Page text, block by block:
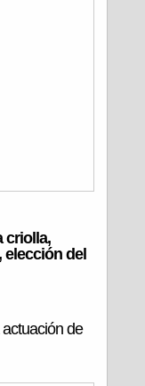
criolla,
del
de